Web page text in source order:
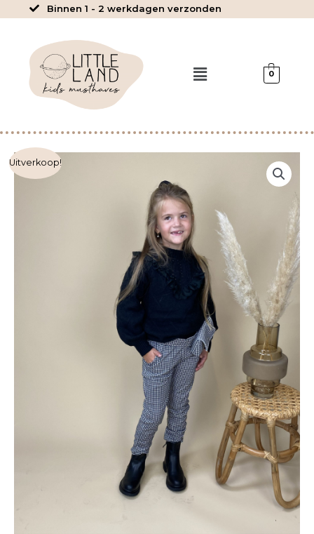
inhoud
Binnen 1 - 2 werkdagen verzonden
Menu 0
Uitverkoop!
Esma
-